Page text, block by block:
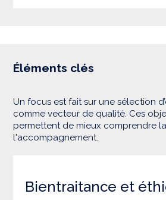
Éléments clés
Un focus est fait sur une sélection
comme vecteur de qualité. Ces
permettent de mieux comprendre
l'accompagnement.
Bientraitance et